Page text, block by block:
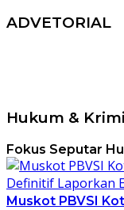
ADVETORIAL
Hukum &
Fokus Seputar
Muskot PBVSI